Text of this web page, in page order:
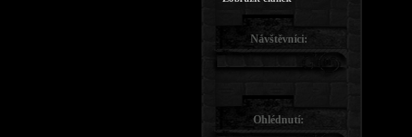
Návštěvníci:
Ohlédnutí: